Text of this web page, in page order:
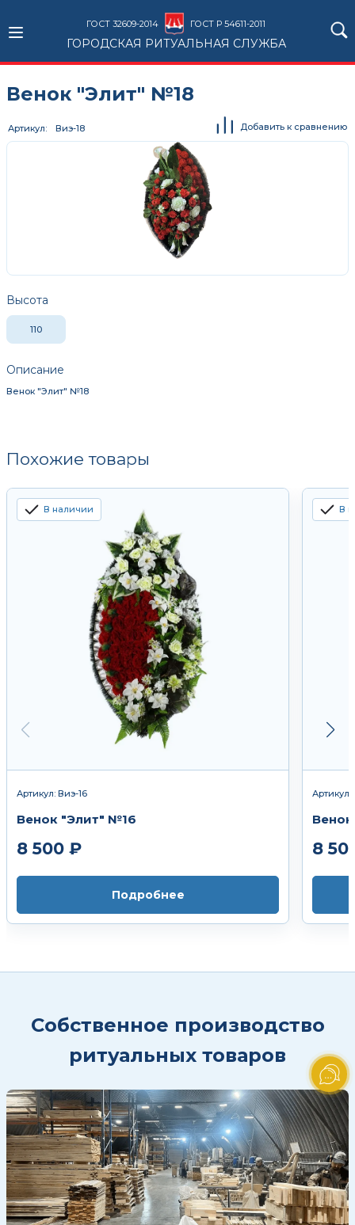
ГОСТ 32609-2014 ГОСТ Р 54611-2011
ГОРОДСКАЯ РИТУАЛЬНАЯ СЛУЖБА
Венок "Элит" №18
Высота
110
Описание
Венок "Элит" №18
Артикул Виэ-18 Добавить к сравнению
Похожие товары
В наличии
Артикул: Виэ-16
Венок "Элит" №16
8 500 ₽
Подробнее
В
8
Собственное производство
ритуальных товаров